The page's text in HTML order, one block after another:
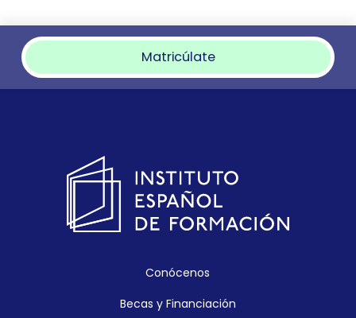
Matricúlate
Conócenos
Becas y Financiación